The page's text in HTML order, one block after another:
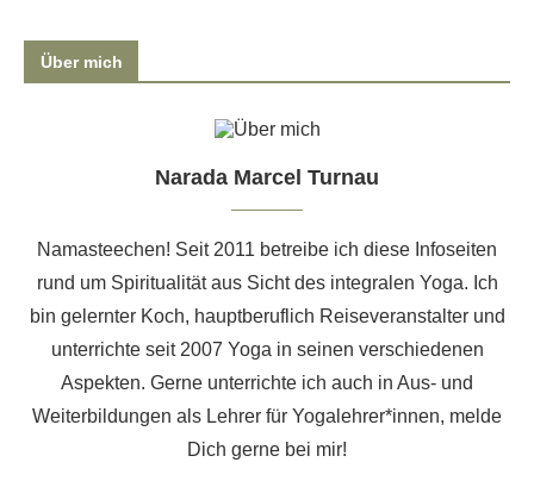
Über mich
Narada Marcel Turnau
Namasteechen! Seit 2011 betreibe ich diese Infoseiten
rund um Spiritualität aus Sicht des integralen Yoga. Ich
bin gelernter Koch, hauptberuflich Reiseveranstalter und
unterrichte seit 2007 Yoga in seinen verschiedenen
Aspekten. Gerne unterrichte ich auch in Aus- und
Weiterbildungen als Lehrer für Yogalehrer*innen, melde
Dich gerne bei mir!